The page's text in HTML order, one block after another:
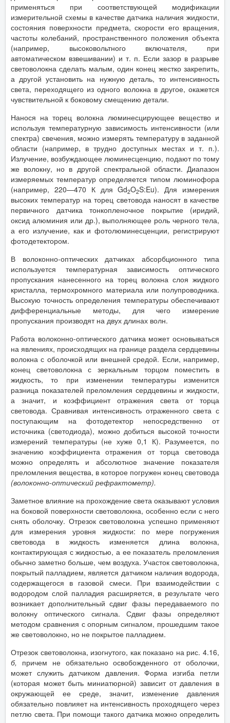
применяться при соответствующей модификации
измерительной схемы в качестве датчика наличия жидкости,
состояния поверхности предмета, скорости его вращения,
частоты колебаний, пространственного положения объекта
(например, высоковольтного включателя, при
автоматическом взвешивании) и т. п. Если зазор в разрыве
световолокна сделать малым, один конец жестко закрепить,
а другой установить на нужную деталь, то интенсивность
света, переходящего из одного волокна в другое, окажется
чувствительной к боковому смещению детали.
Нанося на торец волокна люминесцирующее вещество и
используя температурную зависимость интенсивности (или
спектра) свечения, можно измерять температуру в заданной
области (например, в трудно доступных местах и т. п.).
Излучение, возбуждающее люминесценцию, подают по тому
же волокну, но в другой спектральной области. Диапазон
измеряемых температур определяется типом люминофора
(например, 220—470 К для Gd2O2S:Eu). Для измерения
высоких температур на торец световода наносят в качестве
первичного датчика тонкопленочное покрытие (иридий,
оксид алюминия или др.), выполняющее роль черного тела,
а его излучение, как и фотолюминесценции, регистрируют
фотодетектором.
В волоконно-оптических датчиках абсорбционного типа
используется температурная зависимость оптического
пропускания нанесенного на торец волокна слоя жидкого
кристалла, термохромного материала или полупроводника.
Высокую точность определения температуры обеспечивают
дифференциальные методы, для чего измерение
пропускания производят на двух длинах волн.
Работа волоконно-оптического датчика может основываться
на явлениях, происходящих на границе раздела сердцевины
волокна с оболочкой или внешней средой. Если, например,
конец световолокна с зеркальным торцом поместить в
жидкость, то при изменении температуры изменится
разница показателей преломления сердцевины и жидкости,
а значит, и коэффициент отражения света от торца
световода. Сравнивая интенсивность отраженного света с
поступающим на фотодетектор непосредственно от
источника (светодиода), можно добиться высокой точности
измерений температуры (не хуже 0,1 К). Разумеется, по
значению коэффициента отражения от торца световода
можно определять и абсолютное значение показателя
преломления вещества, в которое погружен конец световода
(волоконно-оптический рефрактометр).
Заметное влияние на прохождение света оказывают условия
на боковой поверхности световолокна, особенно если с него
снять оболочку. Отрезок световолокна успешно применяют
для измерения уровня жидкости: по мере погружения
световода в жидкость изменяется длина волокна,
контактирующая с жидкостью, а ее показатель преломления
обычно заметно больше, чем воздуха. Участок световолокна,
покрытый палладием, является датчиком наличия водорода,
содержащегося в газовой смеси. При взаимодействии с
водородом слой палладия расширяется, в результате чего
возникает дополнительный сдвиг фазы передаваемого по
волокну оптического сигнала. Сдвиг фазы определяют
методом сравнения с опорным сигналом, прошедшим такое
же световолокно, но не покрытое палладием.
Отрезок световолокна, изогнутого, как показано на рис. 4.16,
б, причем не обязательно освобожденного от оболочки,
может служить датчиком давления. Форма изгиба петли
(которая может быть миниатюрной) зависит от давления в
окружающей ее среде, значит, изменение давления
обязательно повлияет на интенсивность проходящего через
петлю света. При помощи такого датчика можно определить